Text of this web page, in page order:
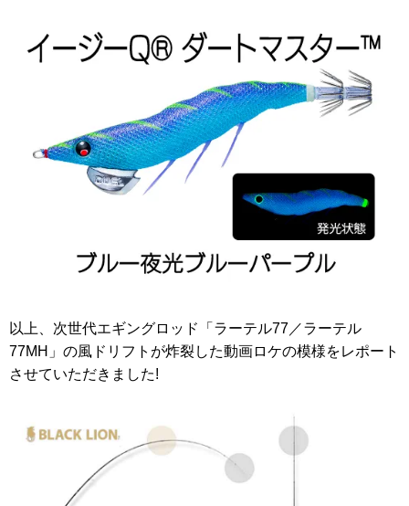
以上、次世代エギングロッド「ラーテル77／ラーテル
77MH」の風ドリフトが炸裂した動画ロケの模様をレポート
させていただきました!